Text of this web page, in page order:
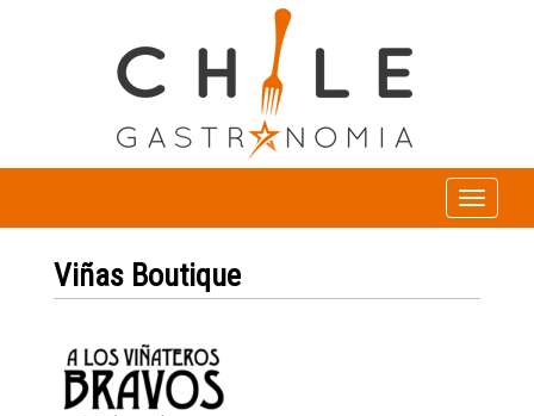
Toggle
navigation
Viñas Boutique